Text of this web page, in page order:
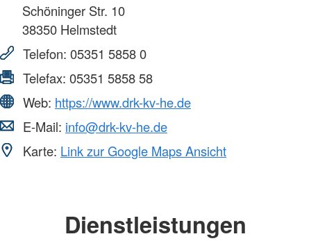
Schöninger Str. 10
38350 Helmstedt
Telefon: 05351 5858 0
Telefax: 05351 5858 58
Web: https://www.drk-kv-he.de
E-Mail: info@drk-kv-he.de
Karte: Link zur Google Maps Ansicht
Dienstleistungen